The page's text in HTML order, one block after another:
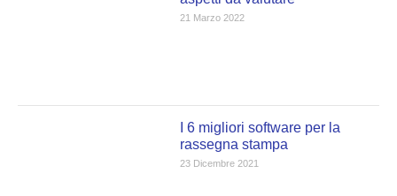
21 Marzo 2022
I 6 migliori software per la
rassegna stampa
23 Dicembre 2021